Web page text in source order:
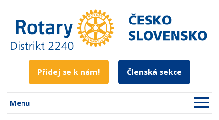
Přidej se k nám! Členská sekce
Menu